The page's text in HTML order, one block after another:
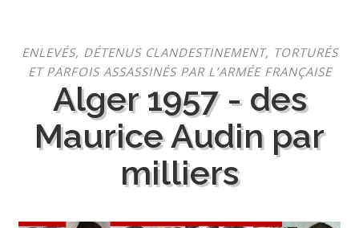
contenu
ENLEVÉS, DÉTENUS CLANDESTINEMENT, TORTURÉS
ET PARFOIS ASSASSINÉS PAR L’ARMÉE FRANÇAISE
Alger 1957 - des
Maurice Audin par
milliers